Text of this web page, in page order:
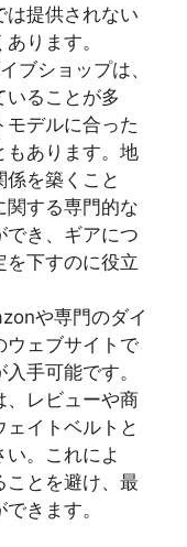
は提供されない
ります。
ブショップは、
いることが多
モデルに合った
もあります。地
を築くこと
関する専門的な
でき、ギアにつ
を下すのに役立
や専門のダイ
ウェブサイトで
手可能です。
、レビューや商
イトベルトと
。これによ
ことを避け、最
きます。